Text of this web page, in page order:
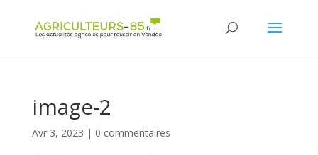
image-2
Avr 3, 2023 | 0 commentaires